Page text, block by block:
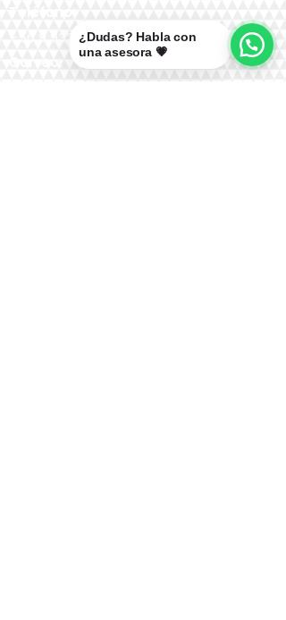
+56 9 9327 7210
mikal@pelucasmikal.cl
¿Dudas? Habla con
una asesora 💗